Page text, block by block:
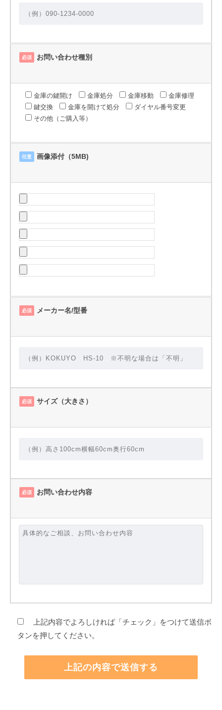
必須 お問い合わせ種別
金庫の鍵開け 金庫処分 金庫移動
金庫修理
鍵交換
金庫を開けて処分
ダイヤル番号変更
その他（ご購入等）
任意 画像添付（5MB)
必須 メーカー名/型番
必須 サイズ（大きさ）
必須 お問い合わせ内容
上記内容でよろしければ「チェック」をつけて送信ボ
タンを押してください。